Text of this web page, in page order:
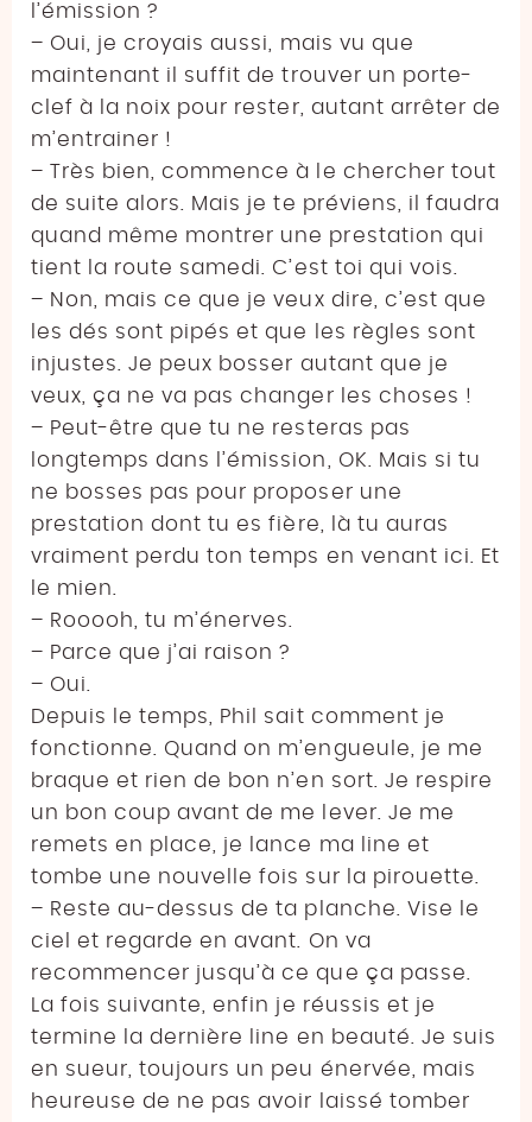
l’émission ?
– Oui, je croyais aussi, mais vu que
maintenant il suffit de trouver un porte-
clef à la noix pour rester, autant arrêter de
m’entrainer !
– Très bien, commence à le chercher tout
de suite alors. Mais je te préviens, il faudra
quand même montrer une prestation qui
tient la route samedi. C’est toi qui vois.
– Non, mais ce que je veux dire, c’est que
les dés sont pipés et que les règles sont
injustes. Je peux bosser autant que je
veux, ça ne va pas changer les choses !
– Peut-être que tu ne resteras pas
longtemps dans l’émission, OK. Mais si tu
ne bosses pas pour proposer une
prestation dont tu es fière, là tu auras
vraiment perdu ton temps en venant ici. Et
le mien.
– Rooooh, tu m’énerves.
– Parce que j’ai raison ?
– Oui.
Depuis le temps, Phil sait comment je
fonctionne. Quand on m’engueule, je me
braque et rien de bon n’en sort. Je respire
un bon coup avant de me lever. Je me
remets en place, je lance ma line et
tombe une nouvelle fois sur la pirouette.
– Reste au-dessus de ta planche. Vise le
ciel et regarde en avant. On va
recommencer jusqu’à ce que ça passe.
La fois suivante, enfin je réussis et je
termine la dernière line en beauté. Je suis
en sueur, toujours un peu énervée, mais
heureuse de ne pas avoir laissé tomber